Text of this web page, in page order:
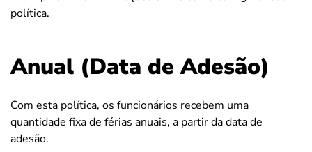
política.
Anual (Data de Adesão)
Com esta política, os funcionários recebem uma
quantidade fixa de férias anuais, a partir da data de
adesão.